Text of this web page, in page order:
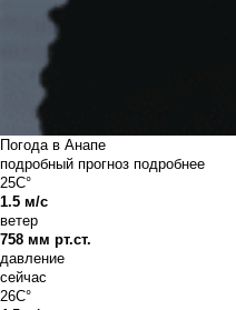
Погода в Анапе
подробный прогноз подробнее
25C°
1.5 м/с
ветер
758 мм рт.ст.
давление
сейчас
26C°